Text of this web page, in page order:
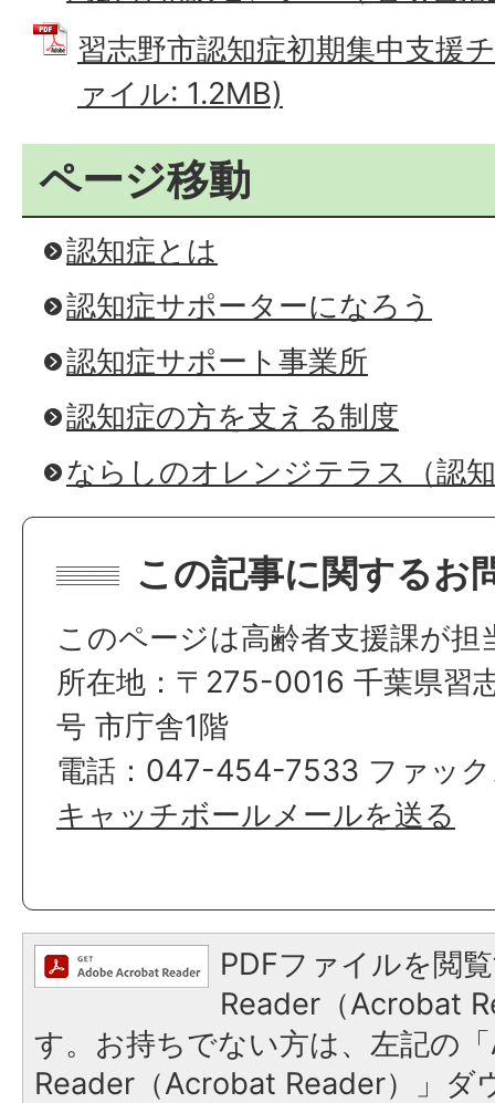
習志野市認知症初期集中支援
ァイル: 1.2MB)
ページ移動
認知症とは
認知症サポーターになろう
認知症サポート事業所
認知症の方を支える制度
ならしのオレンジテラス（認
この記事に関するお
このページは高齢者支援課が担
所在地：〒275-0016 千葉県習
号 市庁舎1階
電話：047-454-7533 ファッ
キャッチボールメールを送る
PDFファイルを閲
Reader（Acrobat
す。お持ちでない方は、左記の
Reader（Acrobat Reader）」ダ